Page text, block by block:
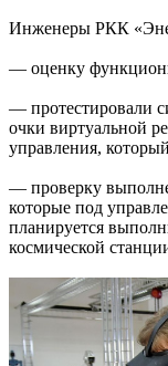
Инженеры РКК
— оценку
— протестировали
очки виртуальной
управления,
— проверку
которые под
планируется
космической